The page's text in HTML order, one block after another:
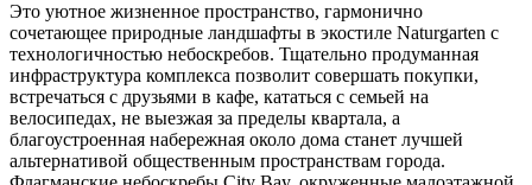
Это уютное жизненное пространство, гармонично
сочетающее природные ландшафты в экостиле Naturgarten с
технологичностью небоскребов. Тщательно продуманная
инфраструктура комплекса позволит совершать покупки,
встречаться с друзьями в кафе, кататься с семьей на
велосипедах, не выезжая за пределы квартала, а
благоустроенная набережная около дома станет лучшей
альтернативой общественным пространствам города.